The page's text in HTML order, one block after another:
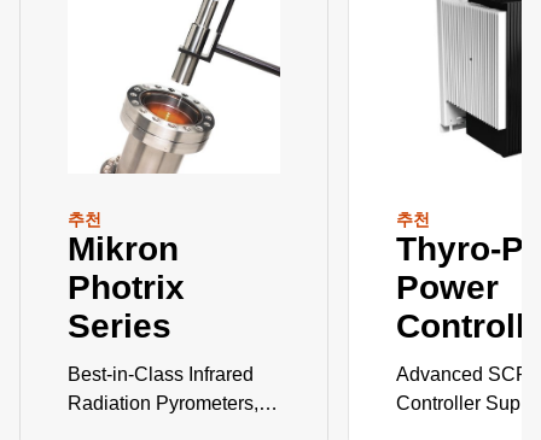
추천
Mikron
Photrix
Series
Best-in-Class Infrared
Radiation Pyrometers,
추천
Thyro-
Power
Advanced SCR
Controller